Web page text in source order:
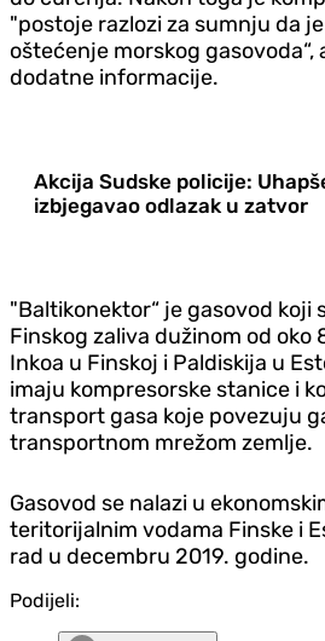
"postoje razlozi za sumnju da
oštećenje morskog gasovoda“,
dodatne informacije.
Akcija Sudske policije:
izbjegavao odlazak u zatvor
"Baltikonektor“ je gasovod koji
Finskog zaliva dužinom od oko
Inkoa u Finskoj i Paldiskija u
imaju kompresorske stanice i
transport gasa koje povezuju
transportnom mrežom zemlje.
Gasovod se nalazi u
teritorijalnim vodama Finske i
rad u decembru 2019. godine.
Podijeli: